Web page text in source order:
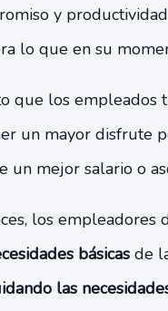
y
lo que en su
que los empleados
un mayor disfrute
un mejor salario o
los empleadores
básicasde
las